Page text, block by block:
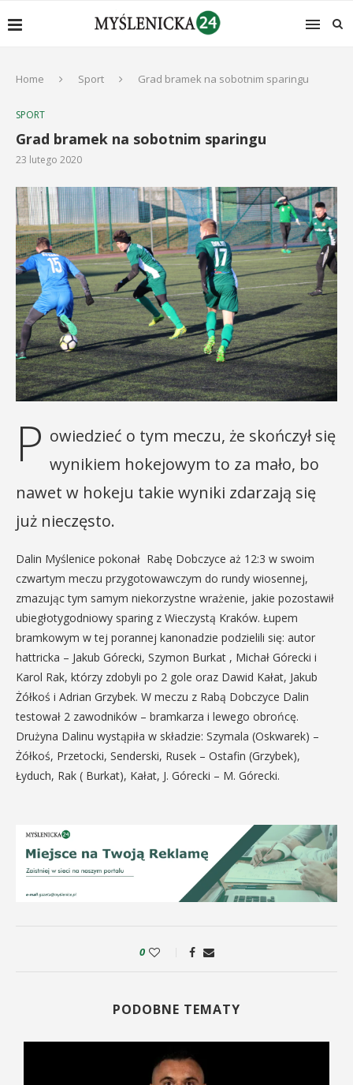
Home Sport Grad bramek na sobotnim sparingu
SPORT
Grad bramek na sobotnim sparingu
23 lutego 2020
P owiedzieć o tym meczu, że skończył się
wynikiem hokejowym to za mało, bo
nawet w hokeju takie wyniki zdarzają się
już nieczęsto.
Dalin Myślenice pokonał Rabę Dobczyce aż 12:3 w swoim
czwartym meczu przygotowawczym do rundy wiosennej,
zmazując tym samym niekorzystne wrażenie, jakie pozostawił
ubiegłotygodniowy sparing z Wieczystą Kraków. Łupem
bramkowym w tej porannej kanonadzie podzielili się: autor
hattricka – Jakub Górecki, Szymon Burkat , Michał Górecki i
Karol Rak, którzy zdobyli po 2 gole oraz Dawid Kałat, Jakub
Żółkoś i Adrian Grzybek. W meczu z Rabą Dobczyce Dalin
testował 2 zawodników – bramkarza i lewego obrońcę.
Drużyna Dalinu wystąpiła w składzie: Szymala (Oskwarek) –
Żółkoś, Przetocki, Senderski, Rusek – Ostafin (Grzybek),
Łyduch, Rak ( Burkat), Kałat, J. Górecki – M. Górecki.
0
PODOBNE TEMATY